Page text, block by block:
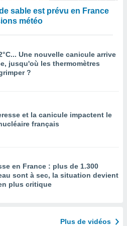
sable est prévu en France
météo
Une nouvelle canicule arrive
jusqu'où les thermomètres
?
et la canicule impactent le
français
en France : plus de 1.300
sont à sec, la situation devient
plus critique
Plus de vidéos